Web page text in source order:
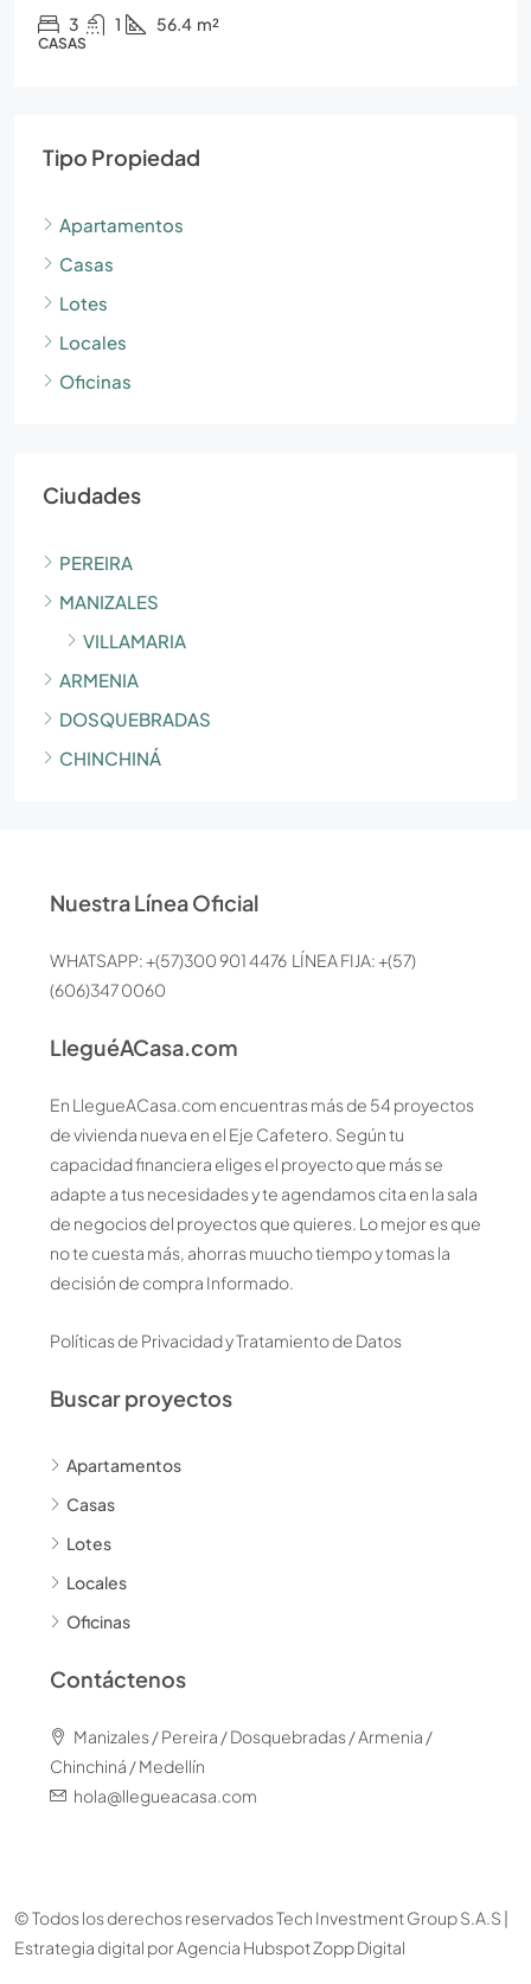
3 1 56.4 m²
CASAS
Tipo Propiedad
Apartamentos
Casas
Lotes
Locales
Oficinas
Ciudades
PEREIRA
MANIZALES
VILLAMARIA
ARMENIA
DOSQUEBRADAS
CHINCHINÁ
Nuestra Línea Oficial
WHATSAPP: +(57)300 901 4476 LÍNEA FIJA: +(57)
(606)347 0060
LleguéACasa.com
En LlegueACasa.com encuentras más de 54 proyectos
de vivienda nueva en el Eje Cafetero. Según tu
capacidad financiera eliges el proyecto que más se
adapte a tus necesidades y te agendamos cita en la sala
de negocios del proyectos que quieres. Lo mejor es que
no te cuesta más, ahorras muucho tiempo y tomas la
decisión de compra Informado.
Políticas de Privacidad y Tratamiento de Datos
Buscar proyectos
Apartamentos
Casas
Lotes
Locales
Oficinas
Contáctenos
Manizales / Pereira / Dosquebradas / Armenia /
Chinchiná / Medellín
hola@llegueacasa.com
© Todos los derechos reservados Tech Investment Group S.A.S |
Estrategia digital porAgencia Hubspot Zopp Digital